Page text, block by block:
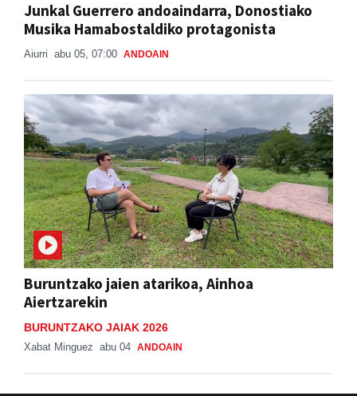
Junkal Guerrero andoaindarra, Donostiako
Musika Hamabostaldiko protagonista
Aiurri abu 05, 07:00 ANDOAIN
Buruntzako jaien atarikoa, Ainhoa
Aiertzarekin
BURUNTZAKO JAIAK 2026
Xabat Minguez abu 04 ANDOAIN